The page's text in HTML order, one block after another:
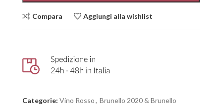
Compara Aggiungi alla wishlist
Categorie: Vino Rosso, Brunello 2020 & Brunello